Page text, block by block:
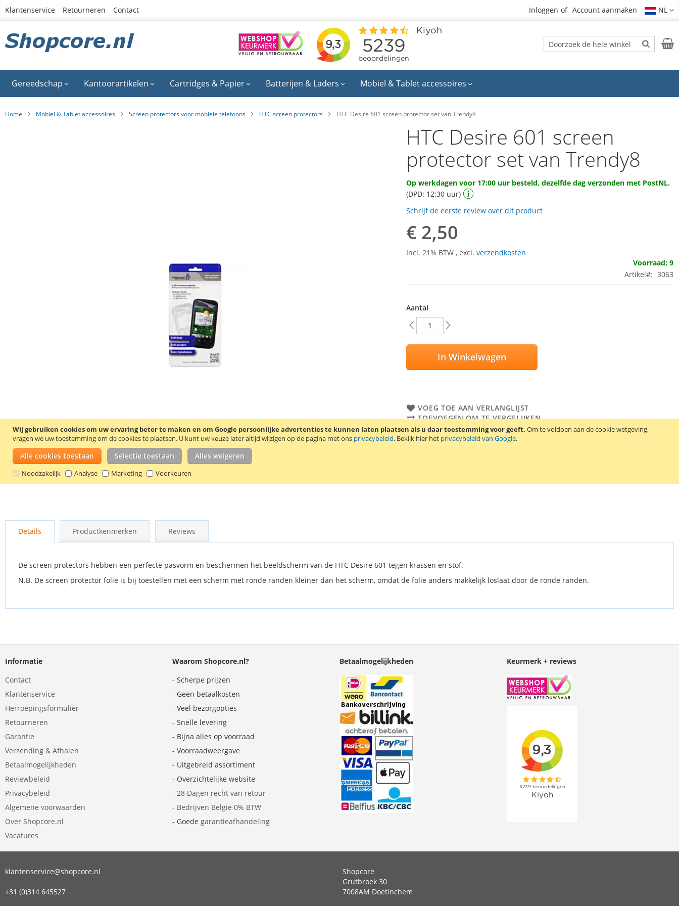
Wij gebruiken cookies om uw ervaring beter te maken en om Google persoonlijke advertenties te kunnen laten plaatsen als u daar toestemming voor geeft. Om te voldoen aan de cookie wetgeving,
vragen we uw toestemming om de cookies te plaatsen. U kunt uw keuze later altijd wijzigen op de pagina met ons privacybeleid. Bekijk hier het privacybeleid van Google.
Alle cookies toestaan Selectie toestaan Alles weigeren
Noodzakelijk Analyse Marketing Voorkeuren
Ga
inhoud
Klantenservice Retourneren Contact Inloggen Account aanmaken NL
Zoek
Zoek
Gereedschap Kantoorartikelen Cartridges & Papier Batterijen & Laders Mobiel & Tablet accessoires
Home Mobiel & Tablet accessoires Screen protectors voor mobiele telefoons HTC screen protectors HTC Desire 601 screen protector set van Trendy8
naar
gallerij
HTC Desire 601 screen
protector set van Trendy8
Op werkdagen voor 17:00 uur besteld, dezelfde dag verzonden met PostNL.
(DPD: 12:30 uur)
Schrijf de eerste review over dit product
€ 2,50
Incl. 21% BTW, excl.verzendkosten
Voorraad: 9
Artikel
3063
Aantal
In Winkelwagen
VOEG TOE AAN VERLANGLIJST
TOEVOEGEN OM TE VERGELIJKEN
Trendy8 screen protector set voor de HTC Desire 601. De set bevat 2 screen
Details Productkenmerken Reviews
De screen protectors hebben een perfecte pasvorm en beschermen het beeldscherm van de HTC Desire 601 tegen krassen en stof.
N.B. De screen protector folie is bij toestellen met een scherm met ronde randen kleiner dan het scherm, omdat de folie anders makkelijk loslaat door de ronde randen.
Informatie
Contact
Klantenservice
Herroepingsformulier
Retourneren
Garantie
Verzending & Afhalen
Betaalmogelijkheden
Reviewbeleid
Privacybeleid
Algemene voorwaarden
Over Shopcore.nl
Vacatures
Waarom Shopcore.nl?
- Scherpe prijzen
- Geen betaalkosten
- Veel bezorgopties
- Snelle levering
- Bijna alles op voorraad
- Voorraadweergave
- Uitgebreid assortiment
- Overzichtelijke website
- 28 Dagen recht van retour
- Bedrijven België 0% BTW
- Goede garantieafhandeling
Betaalmogelijkheden Keurmerk + reviews
klantenservice@shopcore.nl
+31 (0)314 645527
Shopcore
Grutbroek 30
7008AM Doetinchem